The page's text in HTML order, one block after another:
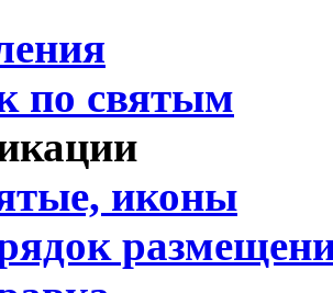
по святым
иконы